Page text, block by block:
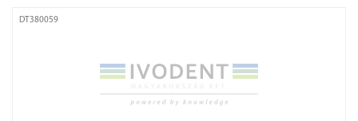
DT380059